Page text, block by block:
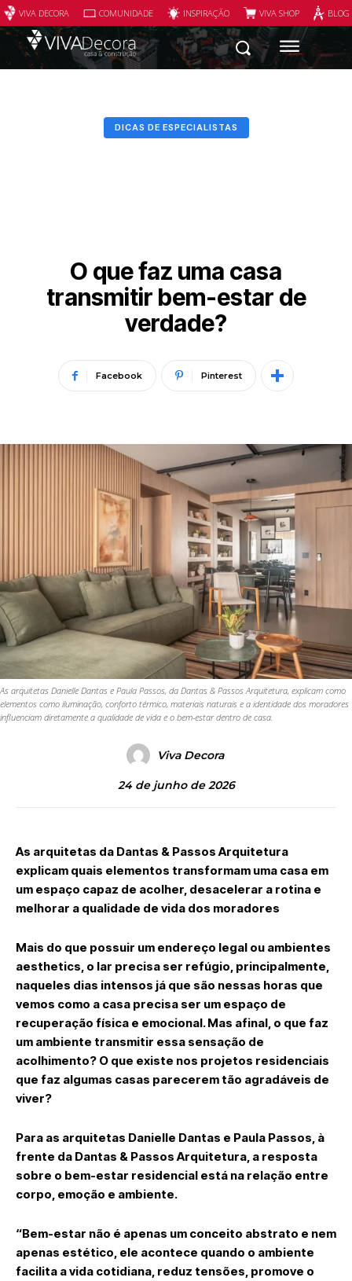
VIVA DECORA COMUNIDADE INSPIRAÇÃO VIVA SHOP
DICAS DE ESPECIALISTAS
O que faz uma casa
transmitir bem-estar de
verdade?
Facebook Pinterest
As arquitetas Danielle Dantas e Paula Passos, da Dantas & Passos Arquitetura, explicam como
elementos como iluminação, conforto térmico, materiais naturais e a identidade dos moradores
influenciam diretamente a qualidade de vida e o bem-estar dentro de casa.
Viva Decora
24 de junho de 2026
As arquitetas da Dantas & Passos Arquitetura
explicam quais elementos transformam uma casa em
um espaço capaz de acolher, desacelerar a rotina e
melhorar a qualidade de vida dos moradores
Mais do que possuir um endereço legal ou ambientes
aesthetics, o lar precisa ser refúgio, principalmente,
naqueles dias intensos já que são nessas horas que
vemos como a casa precisa ser um espaço de
recuperação física e emocional. Mas afinal, o que faz
um ambiente transmitir essa sensação de
acolhimento? O que existe nos projetos residenciais
que faz algumas casas parecerem tão agradáveis de
viver?
Para as arquitetas Danielle Dantas e Paula Passos, à
frente da Dantas & Passos Arquitetura, a resposta
sobre o bem-estar residencial está na relação entre
corpo, emoção e ambiente.
“Bem-estar não é apenas um conceito abstrato e nem
apenas estético, ele acontece quando o ambiente
facilita a vida cotidiana, reduz tensões, promove o